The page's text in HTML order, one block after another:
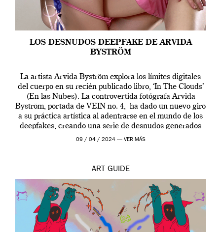
LOS DESNUDOS DEEPFAKE DE ARVIDA
BYSTRÖM
La artista Arvida Byström explora los límites digitales
del cuerpo en su recién publicado libro, ‘In The Clouds’
(En las Nubes). La controvertida fotógrafa Arvida
Byström, portada de VEIN no. 4, ha dado un nuevo giro
a su práctica artística al adentrarse en el mundo de los
deepfakes, creando una serie de desnudos generados
por […]
09 / 04 / 2024 — VER MÁS
ART GUIDE